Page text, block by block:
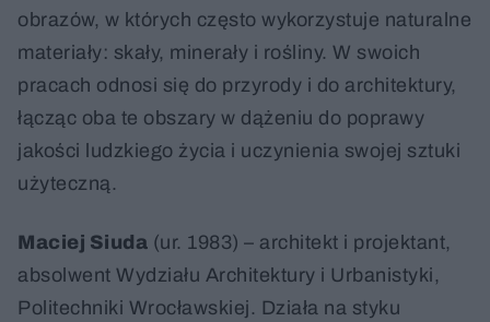
obrazów, w których często wykorzystuje naturalne
materiały: skały, minerały i rośliny. W swoich
pracach odnosi się do przyrody i do architektury,
łącząc oba te obszary w dążeniu do poprawy
jakości ludzkiego życia i uczynienia swojej sztuki
użyteczną.
Maciej Siuda (ur. 1983) – architekt i projektant,
absolwent Wydziału Architektury i Urbanistyki,
Politechniki Wrocławskiej. Działa na styku